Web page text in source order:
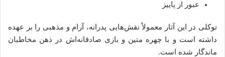
عبور از پاییز
توکلی در این آثار معمولاً نقش‌هایی پدرانه، آرام و مذهبی را بر عهده
داشته است و با چهره متین و بازی صادقانه‌اش در ذهن مخاطبان
ماندگار شده است.